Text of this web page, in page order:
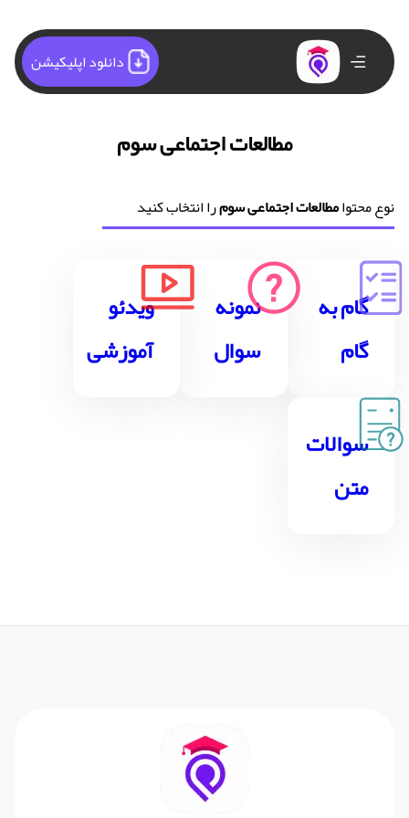
دانلود اپلیکیشن
مطالعات اجتماعی سوم
نوع محتوامطالعات اجتماعی سومرا انتخاب کنید
گام به
گام
نمونه
سوال
ویدئو
آموزشی
سوالات
متن